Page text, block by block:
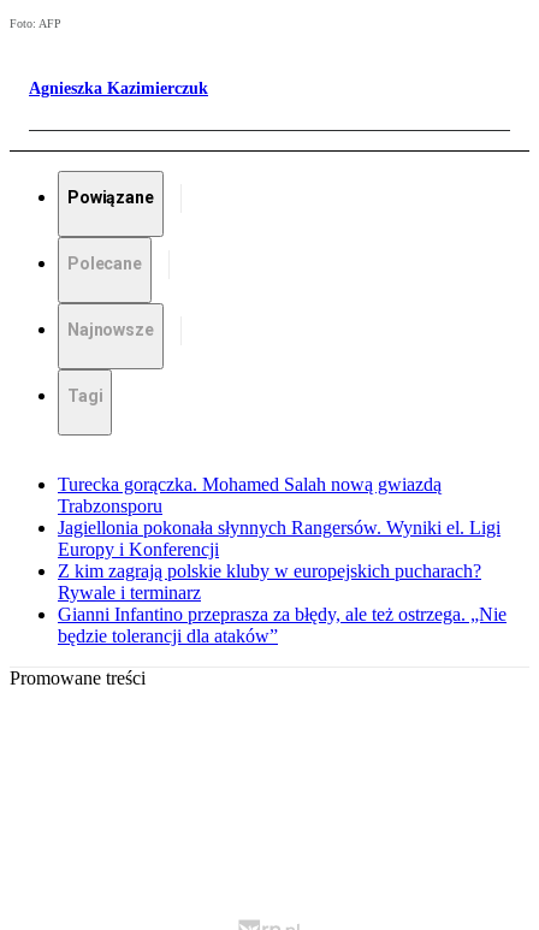
Foto: AFP
Agnieszka Kazimierczuk
Powiązane
Polecane
Najnowsze
Tagi
Turecka gorączka. Mohamed Salah nową gwiazdą
Trabzonsporu
Jagiellonia pokonała słynnych Rangersów. Wyniki el. Ligi
Europy i Konferencji
Z kim zagrają polskie kluby w europejskich pucharach?
Rywale i terminarz
Gianni Infantino przeprasza za błędy, ale też ostrzega. „Nie
będzie tolerancji dla ataków”
Promowane treści